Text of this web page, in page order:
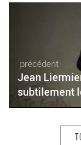
précédent
Jean
subtilement